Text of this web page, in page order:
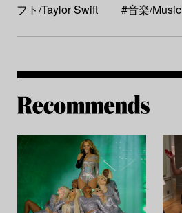
フト/Taylor Swift
#音楽/Music